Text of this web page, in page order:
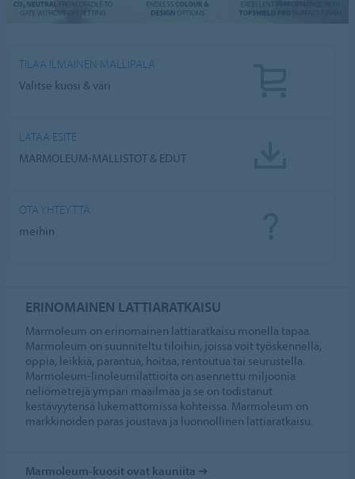
TILAA ILMAINEN MALLIPALA
Valitse kuosi & väri
LATAA ESITE
MARMOLEUM-MALLISTOT & EDUT
OTA YHTEYTTÄ
meihin
ERINOMAINEN LATTIARATKAISU
Marmoleum on erinomainen lattiaratkaisu monella tapaa.
Marmoleum on suunniteltu tiloihin, joissa voit työskennellä,
oppia, leikkiä, parantua, hoitaa, rentoutua tai seurustella.
Marmoleum-linoleumilattioita on asennettu miljoonia
neliömetrejä ympäri maailmaa ja se on todistanut
kestävyytensä lukemattomissa kohteissa. Marmoleum on
markkinoiden paras joustava ja luonnollinen lattiaratkaisu.
Marmoleum-kuosit ovat kauniita ➔